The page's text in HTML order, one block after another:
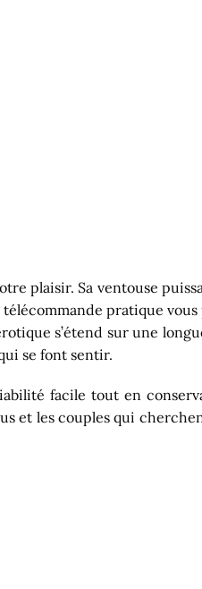
plaisir. Sa ventouse
pratique vous
s’étend sur une
se font sentir.
facile tout en
et les couples qui